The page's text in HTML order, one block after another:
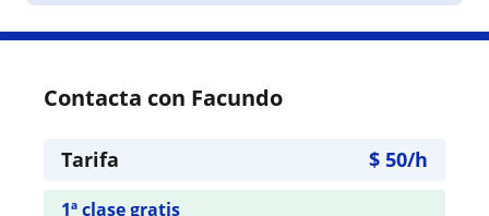
Contacta con Facundo
Tarifa $ 50/h
1ª clase gratis